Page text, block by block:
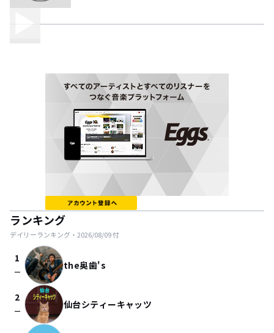
ランキング
デイリーランキング・ 2026/08/09付
1
check_indeterminate_small the奥歯's
2
check_indeterminate_small 仙台シティーキャッツ